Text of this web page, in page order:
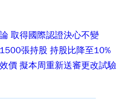
取得國際認證決心不變
張持股 持股比降至10%
價 擬本周重新送審更改試驗